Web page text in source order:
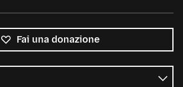
Fai una donazione